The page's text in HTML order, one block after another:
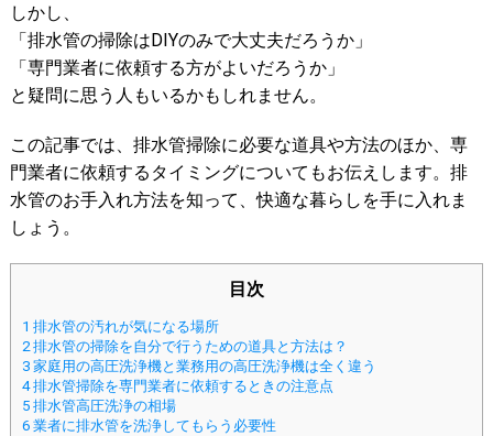
しかし、
「排水管の掃除はDIYのみで大丈夫だろうか」
「専門業者に依頼する方がよいだろうか」
と疑問に思う人もいるかもしれません。
この記事では、排水管掃除に必要な道具や方法のほか、専
門業者に依頼するタイミングについてもお伝えします。排
水管のお手入れ方法を知って、快適な暮らしを手に入れま
しょう。
目次
1 排水管の汚れが気になる場所
2排水管の掃除を自分で行うための道具と方法は？
3家庭用の高圧洗浄機と業務用の高圧洗浄機は全く違う
4排水管掃除を専門業者に依頼するときの注意点
5排水管高圧洗浄の相場
6業者に排水管を洗浄してもらう必要性